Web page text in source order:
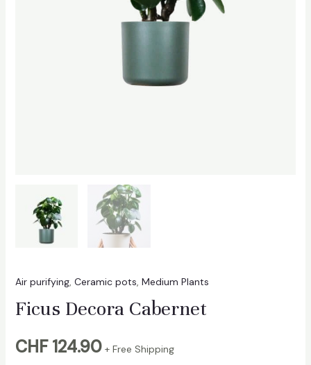
Air purifying, Ceramic pots Medium Plants
Ficus Decora Cabernet
CHF124.90 + Free Shipping